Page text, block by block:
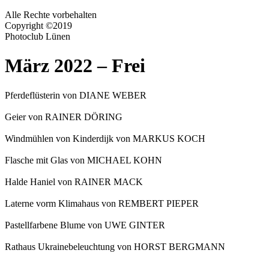
Alle Rechte vorbehalten
Copyright ©2019
Photoclub Lünen
März 2022 – Frei
Pferdeflüsterin von DIANE WEBER
Geier von RAINER DÖRING
Windmühlen von Kinderdijk von MARKUS KOCH
Flasche mit Glas von MICHAEL KOHN
Halde Haniel von RAINER MACK
Laterne vorm Klimahaus von REMBERT PIEPER
Pastellfarbene Blume von UWE GINTER
Rathaus Ukrainebeleuchtung von HORST BERGMANN